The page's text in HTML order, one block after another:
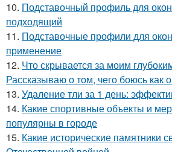
10. Подставочный профиль для
подходящий
11. Подставочные профили для
применение
12. Что скрывается за моим
Рассказываю о том, чего боюсь как
13. Удаление тли за 1 день:
14. Какие спортивные объекты и
популярны в городе
15. Какие исторические памятники